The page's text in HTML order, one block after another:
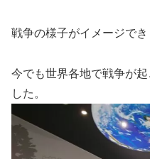
戦争の様子がイメージでき
今でも世界各地で戦争が
した。